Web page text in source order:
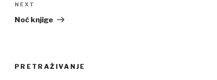
Next
Post
NEXT
Noć knjige
PRETRAŽIVANJE